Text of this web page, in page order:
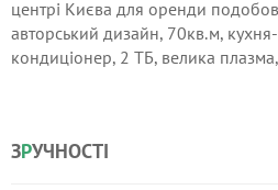
центрі Києва для оренди
авторський дизайн, 70кв.м, кухня-
кондиціонер, 2 ТБ, велика
ЗРУЧНОСТІ